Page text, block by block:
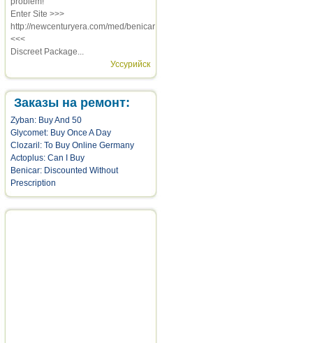
Enter Site >>>
http://newcenturyera.com/med/benicar
<<<
Discreet Package...
Уссурийск
Заказы на ремонт:
Zyban: Buy And 50
Glycomet: Buy Once A Day
Clozaril: To Buy Online Germany
Actoplus: Can I Buy
Benicar: Discounted Without
Prescription